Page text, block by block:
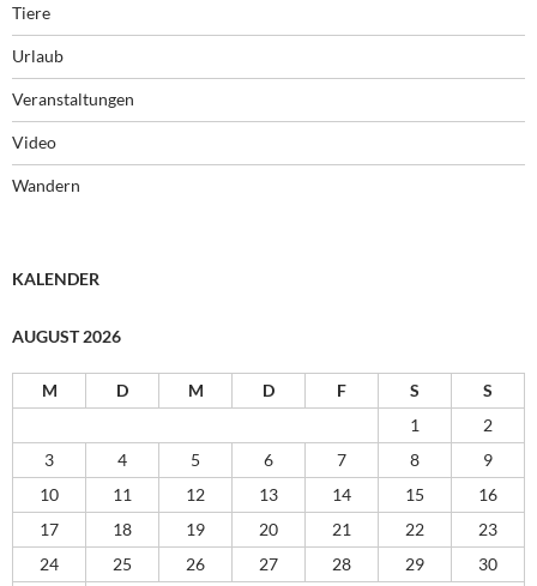
Tiere
Urlaub
Veranstaltungen
Video
Wandern
KALENDER
AUGUST 2026
M D M D F S
S
1
2
3
4 5 6 7 8
9
10
11 12 13 14 15
16
17
18 19 20 21 22
23
24
25 26 27 28 29
30